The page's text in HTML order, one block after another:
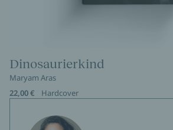
Dinosaurierkind
Maryam Aras
22,00 €
Hardcover